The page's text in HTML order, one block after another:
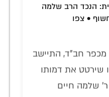
הנכד הרב שלמה
• צפו
חב"ד, התיישב
שירטט את דמותו
שלמה חיים